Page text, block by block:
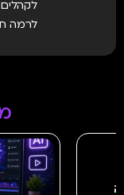
לקהלים
לרמה